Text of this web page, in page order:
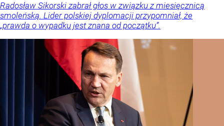
Radosław Sikorski zabrał głos w związku z miesięcznicą
smoleńską. Lider polskiej dyplomacji przypomniał, że
„prawda o wypadku jest znana od początku”.